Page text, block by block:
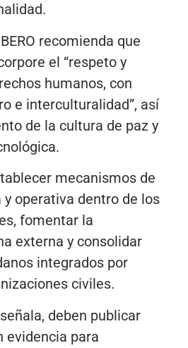
recomienda que
el “respeto y
humanos, con
e interculturalidad”, así
de la cultura de paz y
mecanismos de
operativa dentro de los
fomentar la
externa y consolidar
integrados por
civiles.
deben publicar
evidencia para